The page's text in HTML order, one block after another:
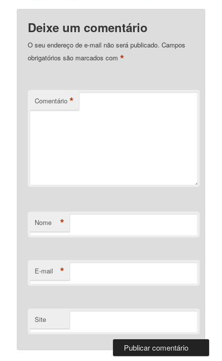
Deixe um comentário
O seu endereço de e-mail não será publicado. Campos
obrigatórios são marcados com*
Comentário *
Nome *
E-mail *
Site